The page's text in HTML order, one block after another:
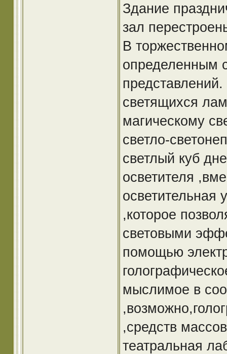
Здание
зал
В
определенным
светящихся
магическому
светло-
светлый куб
осветителя
осветительная
,которое
световыми
помощью
мыслимое в
,средств
театральная